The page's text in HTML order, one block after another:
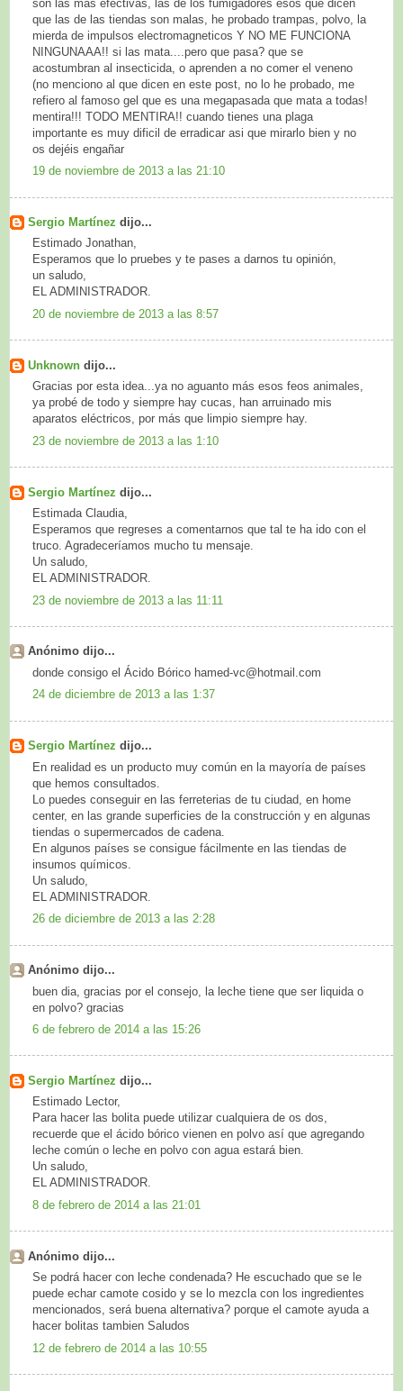
son las más efectivas, las de los fumigadores esos que dicen
que las de las tiendas son malas, he probado trampas, polvo, la
mierda de impulsos electromagneticos Y NO ME FUNCIONA
NINGUNAAA!! si las mata....pero que pasa? que se
acostumbran al insecticida, o aprenden a no comer el veneno
(no menciono al que dicen en este post, no lo he probado, me
refiero al famoso gel que es una megapasada que mata a todas!
mentira!!! TODO MENTIRA!! cuando tienes una plaga
importante es muy dificil de erradicar asi que mirarlo bien y no
os dejéis engañar
19 de noviembre de 2013 a las 21:10
Sergio Martínez dijo...
Estimado Jonathan,
Esperamos que lo pruebes y te pases a darnos tu opinión,
un saludo,
EL ADMINISTRADOR.
20 de noviembre de 2013 a las 8:57
Unknown dijo...
Gracias por esta idea...ya no aguanto más esos feos animales,
ya probé de todo y siempre hay cucas, han arruinado mis
aparatos eléctricos, por más que limpio siempre hay.
23 de noviembre de 2013 a las 1:10
Sergio Martínez dijo...
Estimada Claudia,
Esperamos que regreses a comentarnos que tal te ha ido con el
truco. Agradeceríamos mucho tu mensaje.
Un saludo,
EL ADMINISTRADOR.
23 de noviembre de 2013 a las 11:11
Anónimo dijo...
donde consigo el Ácido Bórico hamed-vc@hotmail.com
24 de diciembre de 2013 a las 1:37
Sergio Martínez dijo...
En realidad es un producto muy común en la mayoría de países
que hemos consultados.
Lo puedes conseguir en las ferreterias de tu ciudad, en home
center, en las grande superficies de la construcción y en algunas
tiendas o supermercados de cadena.
En algunos países se consigue fácilmente en las tiendas de
insumos químicos.
Un saludo,
EL ADMINISTRADOR.
26 de diciembre de 2013 a las 2:28
Anónimo dijo...
buen dia, gracias por el consejo, la leche tiene que ser liquida o
en polvo? gracias
6 de febrero de 2014 a las 15:26
Sergio Martínez dijo...
Estimado Lector,
Para hacer las bolita puede utilizar cualquiera de os dos,
recuerde que el ácido bórico vienen en polvo así que agregando
leche común o leche en polvo con agua estará bien.
Un saludo,
EL ADMINISTRADOR.
8 de febrero de 2014 a las 21:01
Anónimo dijo...
Se podrá hacer con leche condenada? He escuchado que se le
puede echar camote cosido y se lo mezcla con los ingredientes
mencionados, será buena alternativa? porque el camote ayuda a
hacer bolitas tambien Saludos
12 de febrero de 2014 a las 10:55